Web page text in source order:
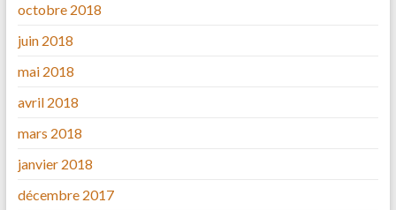
octobre 2018
juin 2018
mai 2018
avril 2018
mars 2018
janvier 2018
décembre 2017